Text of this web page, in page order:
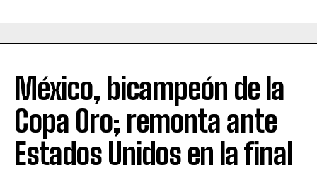
México, bicampeón de la
Copa Oro; remonta ante
Estados Unidos en la final